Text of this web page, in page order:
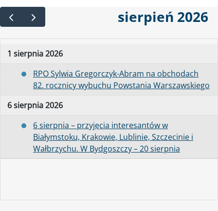
sierpień 2026
1 sierpnia 2026
RPO Sylwia Gregorczyk-Abram na obchodach
82. rocznicy wybuchu Powstania Warszawskiego
6 sierpnia 2026
6 sierpnia – przyjęcia interesantów w
Białymstoku, Krakowie, Lublinie, Szczecinie i
Wałbrzychu. W Bydgoszczy – 20 sierpnia